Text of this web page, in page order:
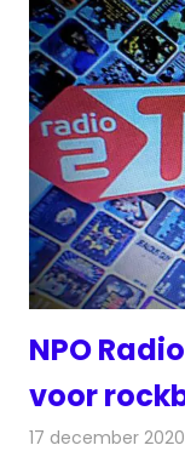
NPO
voor
17 december 2020